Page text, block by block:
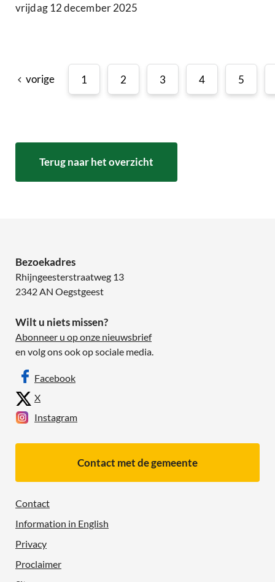
vrijdag 12 december 2025
vorige 1 2 3 4 5
Terug naar het overzicht
Bezoekadres
Rhijngeesterstraatweg 13
2342 AN Oegstgeest
Wilt u niets missen?
Abonneer u op onze nieuwsbrief
en volg ons ook op sociale media.
Facebook
X
Instagram
Contact met de gemeente
Contact
Information in English
Privacy
Proclaimer